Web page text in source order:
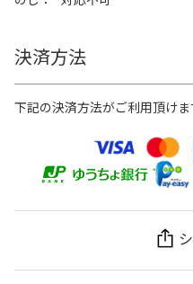
決済方法
下記の決済方法がご利用頂けま